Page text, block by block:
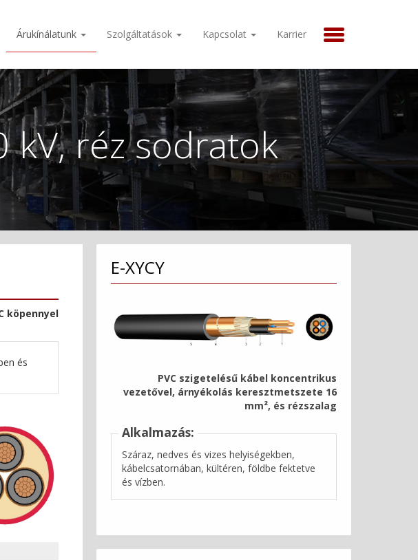
Árukínálatunk Szolgáltatások Kapcsolat Karrier
kV, réz sodratok
köpennyel
és
E-XYCY
PVC szigetelésű kábel koncentrikus
vezetővel, árnyékolás keresztmetszete 16
mm², és rézszalag
Alkalmazás:
Száraz, nedves és vizes helyiségekben,
kábelcsatornában, kültéren, földbe fektetve
és vízben.